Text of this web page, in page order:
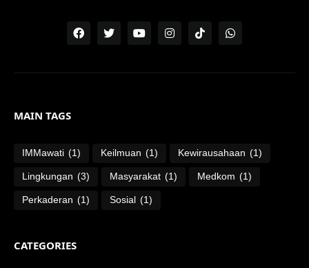
MAIN TAGS
IMMawati (1) Keilmuan (1) Kewirausahaan (1)
Lingkungan (3) Masyarakat (1) Medkom (1)
Perkaderan (1) Sosial (1)
CATEGORIES